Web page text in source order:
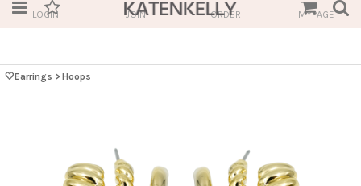
LOGIN JOIN ORDER MYPAGE
🤍Earrings > Hoops